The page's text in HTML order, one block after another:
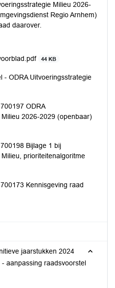
Milieu 2026-
Regio Arnhem)
daarover.
44 KB
- ODRA Uitvoeringsstrategie
ODRA
2026-2029 (openbaar)
Bijlage 1 bij
prioriteitenalgoritme
Kennisgeving raad
jaarstukken 2024
aanpassing raadsvoorstel